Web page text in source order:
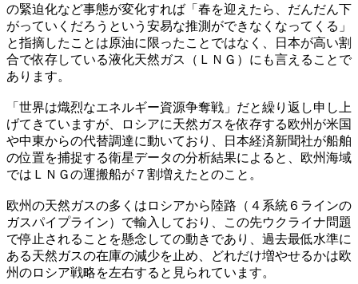
の緊迫化など事態が変化すれば「春を迎えたら、だんだん下
がっていくだろうという安易な推測ができなくなってくる」
と指摘したことは原油に限ったことではなく、日本が高い割
合で依存している液化天然ガス（ＬＮＧ）にも言えることで
あります。
「世界は熾烈なエネルギー資源争奪戦」だと繰り返し申し上
げてきていますが、ロシアに天然ガスを依存する欧州が米国
や中東からの代替調達に動いており、日本経済新聞社が船舶
の位置を捕捉する衛星データの分析結果によると、欧州海域
ではＬＮＧの運搬船が７割増えたとのこと。
欧州の天然ガスの多くはロシアから陸路（４系統６ラインの
ガスパイプライン）で輸入しており、この先ウクライナ問題
で停止されることを懸念しての動きであり、過去最低水準に
ある天然ガスの在庫の減少を止め、どれだけ増やせるかは欧
州のロシア戦略を左右すると見られています。